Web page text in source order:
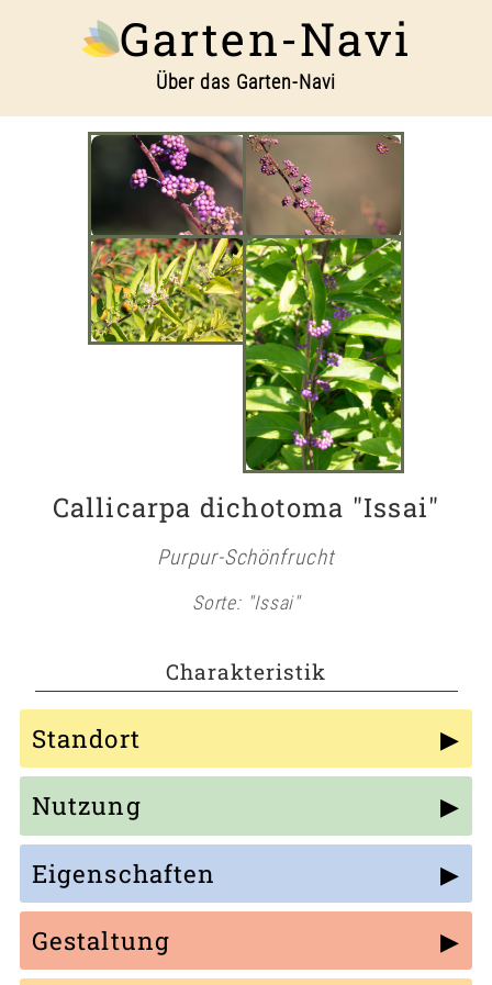
Garten-Navi
Über das Garten-Navi
Callicarpa dichotoma "Issai"
Purpur-Schönfrucht
Sorte: "Issai"
Charakteristik
Standort
Nutzung
Eigenschaften
Gestaltung